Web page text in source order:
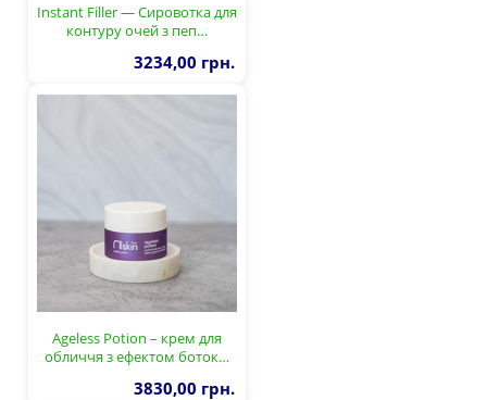
Instant Filler — Сировотка для
контуру очей з пеп…
3234,00 грн.
Ageless Potion – крем для
обличчя з ефектом боток…
3830,00 грн.